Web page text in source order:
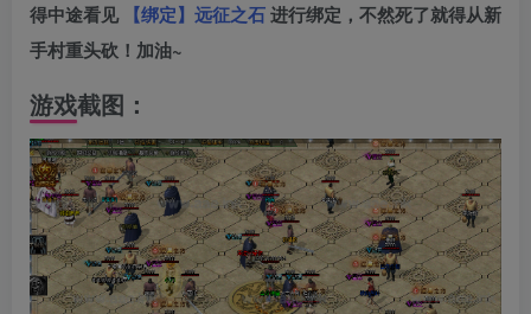
得中途看见 【绑定】远征之石进行绑定，不然死了就得从新
手村重头砍！加油~
游戏截图：